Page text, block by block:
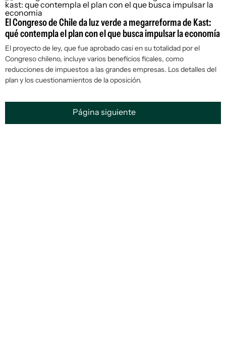
El Congreso de Chile da luz verde a megarreforma de Kast:
qué contempla el plan con el que busca impulsar la economía
El proyecto de ley, que fue aprobado casi en su totalidad por el
Congreso chileno, incluye varios beneficios ficales, como
reducciones de impuestos a las grandes empresas. Los detalles del
plan y los cuestionamientos de la oposición.
Página siguiente